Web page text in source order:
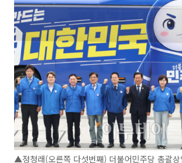
▲정청래(오른쪽 다섯번째) 더불어민주당 총괄